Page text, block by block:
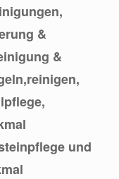
&
&
und